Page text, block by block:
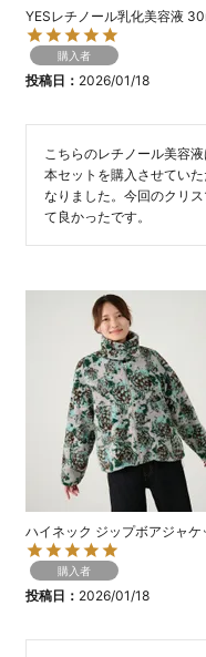
YESレチノール乳化美容液
購入者
投稿日 2026/01/18
こちらのレチノール美容
本セットを購入させてい
なりました。今回のクリ
て良かったです。
ハイネック ジップボアジャケ
購入者
投稿日 2026/01/18